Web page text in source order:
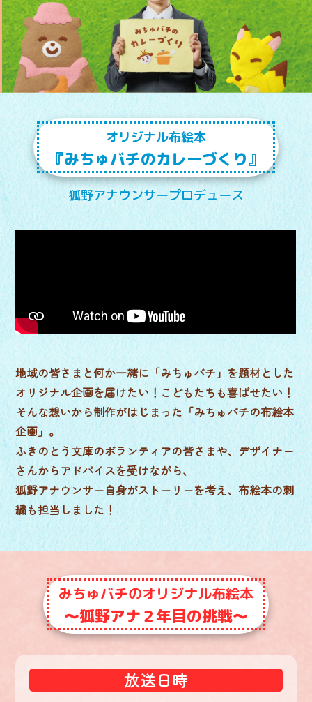
オリジナル布絵本
『みちゅバチのカレーづくり』
狐野アナウンサープロデュース
地域の皆さまと何か一緒に「みちゅバチ」を題材とした
オリジナル企画を届けたい！こどもたちも喜ばせたい！
そんな想いから制作がはじまった「みちゅバチの布絵本
企画」。
ふきのとう文庫のボランティアの皆さまや、デザイナー
さんからアドバイスを受けながら、
狐野アナウンサー自身がストーリーを考え、布絵本の刺
繍も担当しました！
みちゅバチのオリジナル布絵本
～狐野アナ２年目の挑戦～
放送日時